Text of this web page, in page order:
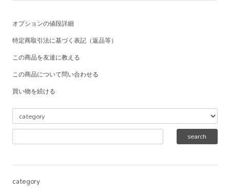
オプションの値段詳細
特定商取引法に基づく表記（返品等）
この商品を友達に教える
この商品について問い合わせる
買い物を続ける
category